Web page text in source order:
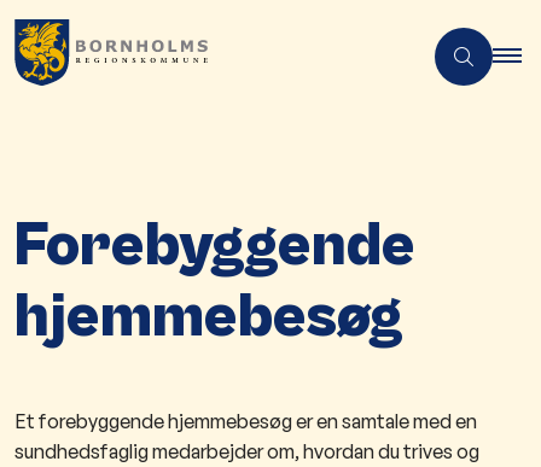
Forebyggende
hjemmebesøg
​​​​​​​​​​​​​​​​​​Et forebyggende hjemmebesøg er en samtale med en
sundhedsfaglig medarbejder om, hvordan du trives og